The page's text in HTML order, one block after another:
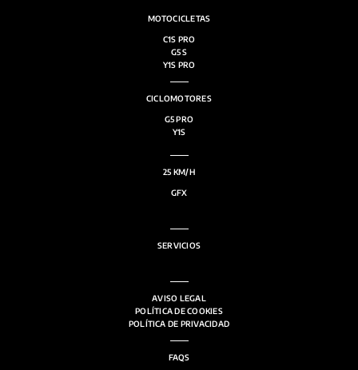
MOTOCICLETAS
C1S PRO
G5 S
Y1S PRO
CICLOMOTORES
G5 PRO
Y1S
25 KM/H
GFX
SERVICIOS
AVISO LEGAL
POLÍTICA DE COOKIES
POLÍTICA DE PRIVACIDAD
FAQS